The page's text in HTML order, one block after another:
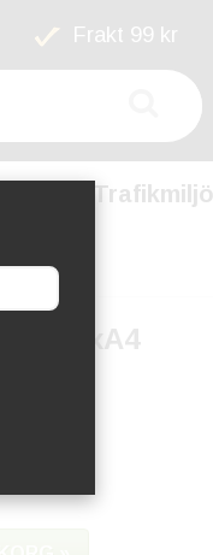
Frakt 99 kr
Trafikmiljö
3xA4